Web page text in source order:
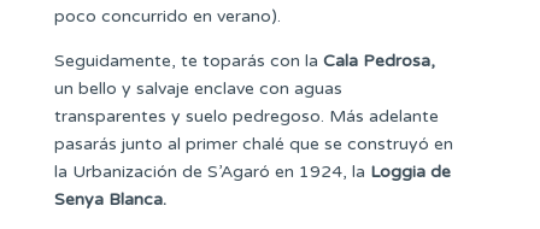
poco concurrido en verano).
Seguidamente, te toparás con la Cala Pedrosa,
un bello y salvaje enclave con aguas
transparentes y suelo pedregoso. Más adelante
pasarás junto al primer chalé que se construyó en
la Urbanización de S’Agaró en 1924, la Loggia de
Senya Blanca.